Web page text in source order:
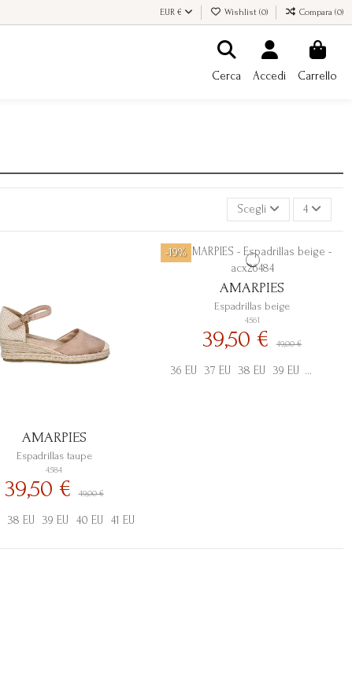
EUR € Wishlist (0) Compara (0)
Cerca Accedi Carrello
Scegli 4
Espadrillas taupe
AMARPIES
4584
39,50 €49,00 €
38 EU 39 EU 40 EU 41 EU
-19%
Espadrillas beige
AMARPIES
4561
39,50 €49,00 €
36 EU 37 EU 38 EU 39 EU 40 EU